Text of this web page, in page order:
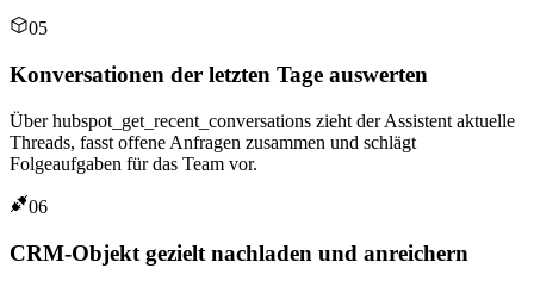
05
Konversationen der letzten Tage auswerten
Über hubspot_get_recent_conversations zieht der Assistent aktuelle
Threads, fasst offene Anfragen zusammen und schlägt
Folgeaufgaben für das Team vor.
06
CRM-Objekt gezielt nachladen und anreichern